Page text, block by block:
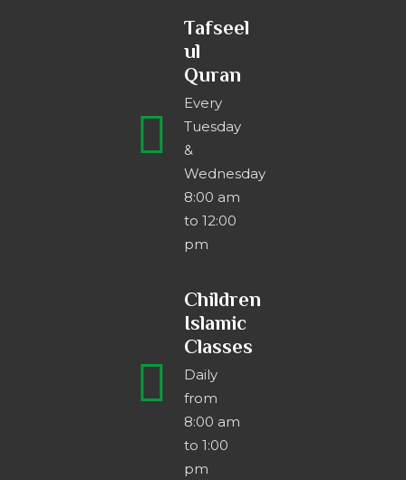
Tafseel
ul
Quran
Every
Tuesday
&
Wednesday
8:00 am
to 12:00
pm
Children
Islamic
Classes
Daily
from
8:00 am
to 1:00
pm